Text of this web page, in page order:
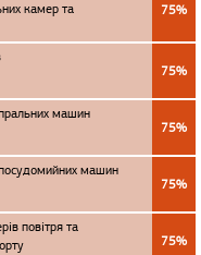
камер та
75%
75%
машин
75%
машин
75%
повітря та
75%